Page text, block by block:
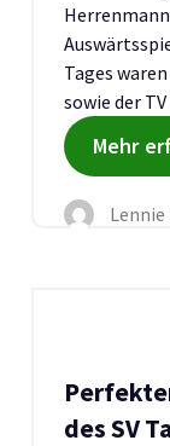
Tages
sowie der
Mehr
des SV